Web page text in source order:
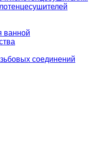
ванной
соединений